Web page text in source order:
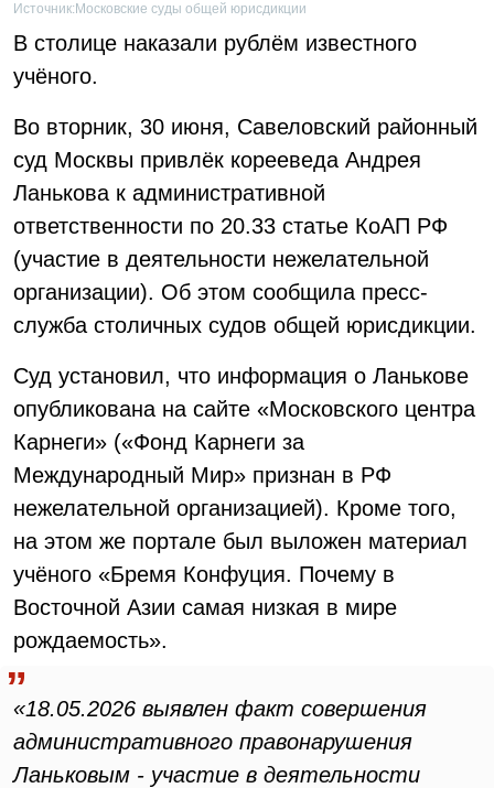
Источник: Московские суды общей юрисдикции
В столице наказали рублём известного
учёного.
Во вторник, 30 июня, Савеловский районный
суд Москвы привлёк корееведа Андрея
Ланькова к административной
ответственности по 20.33 статье КоАП РФ
(участие в деятельности нежелательной
организации). Об этом сообщила пресс-
служба столичных судов общей юрисдикции.
Суд установил, что информация о Ланькове
опубликована на сайте «Московского центра
Карнеги» («Фонд Карнеги за
Международный Мир» признан в РФ
нежелательной организацией). Кроме того,
на этом же портале был выложен материал
учёного «Бремя Конфуция. Почему в
Восточной Азии самая низкая в мире
рождаемость».
«18.05.2026 выявлен факт совершения
административного правонарушения
Ланьковым - участие в деятельности